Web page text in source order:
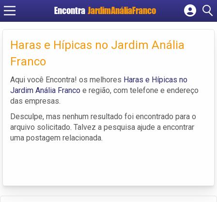
Encontra JardimAnáliaFranco
Cadastrar empresa
Criar conta
Haras e Hípicas no Jardim Anália
Franco
Aqui você Encontra! os melhores Haras e Hípicas no
Jardim Anália Franco e região, com telefone e endereço
das empresas.
Desculpe, mas nenhum resultado foi encontrado para o
arquivo solicitado. Talvez a pesquisa ajude a encontrar
uma postagem relacionada.